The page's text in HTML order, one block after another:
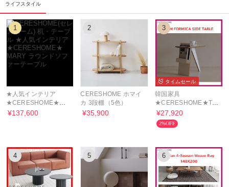
ライフスタイル
1
★人気インテリア
★CERESHOME★
MARY ラウンドソファ
¥137,600
2
CERESHOME ホマイ
カ 3段棚（5色）
¥35,900
3
タイムセール
韓国家具
★CERESHOME★TOM
FORMICA SIDE
TABLE★サイドテーブ
ル
¥27,920
2%OFF
4 5 6